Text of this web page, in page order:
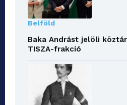
Belföld
Baka Andrást jelöli
TISZA-frakció